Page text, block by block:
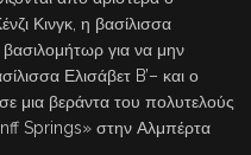
Κινγκ, η βασίλισσα
για να μην
Ελισάβετ B’– και ο
μια βεράντα του πολυτελούς
Springs» στην Αλμπέρτα